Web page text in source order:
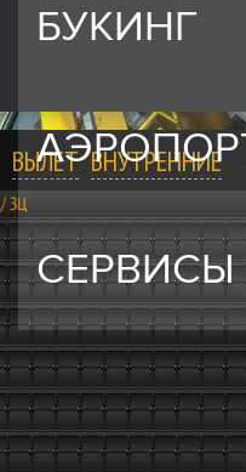
БУКИНГ
СЕРВИСЫ
ВЫЛЕТ ВНУТРЕННИЕ